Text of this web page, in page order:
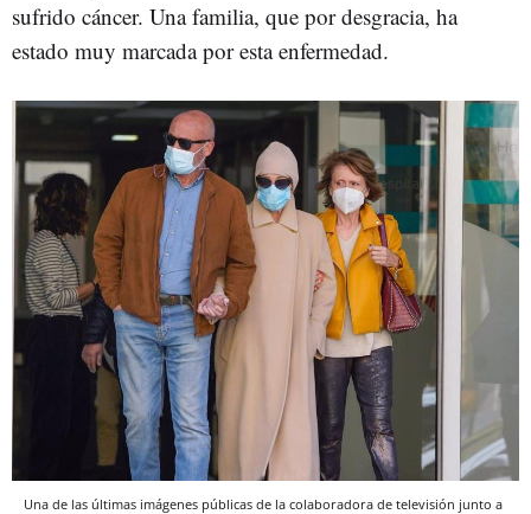
sufrido cáncer. Una familia, que por desgracia, ha
estado muy marcada por esta enfermedad.
Una de las últimas imágenes públicas de la colaboradora de televisión junto a